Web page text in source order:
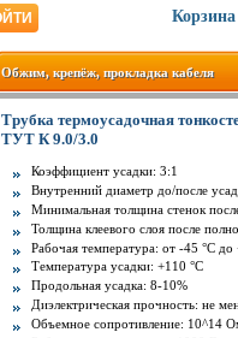
Корзина
Обжим, крепёж, прокладка кабеля
Трубка термоусадочная
ТУТ К 9.0/3.0
Коэффициент усадки: 3:1
Внутренний диаметр до/после
Минимальная толщина стенок
Толщина клеевого слоя после
Рабочая температура: от -45 °C до
Температура усадки: +110 °С
Продольная усадка: 8-10%
Диэлектрическая прочность: не
Объемное сопротивление: 10^14